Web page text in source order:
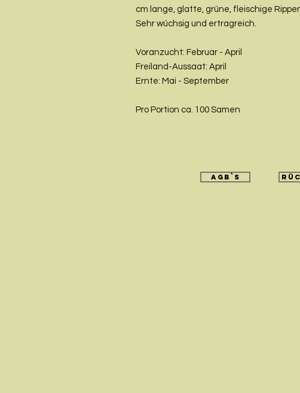
cm lange, glatte, grüne, fleischige
Sehr wüchsig und ertragreich.
Voranzucht: Februar - April
Freiland-Aussaat: April
Ernte: Mai - September
Pro Portion ca. 100 Samen
AGB`s